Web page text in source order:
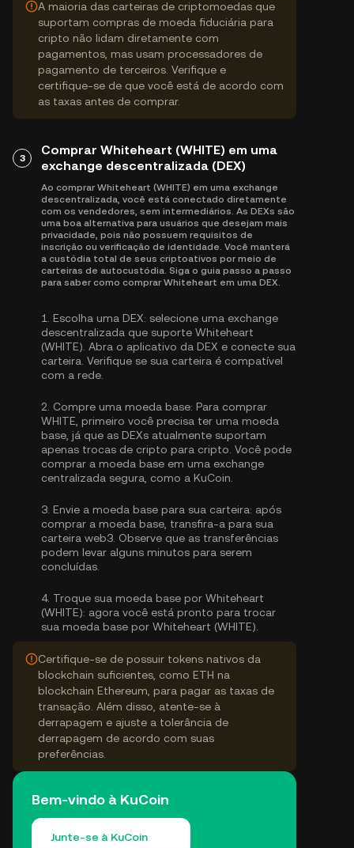
A maioria das carteiras de criptomoedas que
suportam compras de moeda fiduciária para
cripto não lidam diretamente com
pagamentos, mas usam processadores de
pagamento de terceiros. Verifique e
certifique-se de que você está de acordo com
as taxas antes de comprar.
3
Comprar Whiteheart (WHITE) em uma
exchange descentralizada (DEX)
Ao comprar Whiteheart (WHITE) em uma exchange
descentralizada, você está conectado diretamente
com os vendedores, sem intermediários. As DEXs são
uma boa alternativa para usuários que desejam mais
privacidade, pois não possuem requisitos de
inscrição ou verificação de identidade. Você manterá
a custódia total de seus criptoativos por meio de
carteiras de autocustódia. Siga o guia passo a passo
para saber como comprar Whiteheart em uma DEX.
1. Escolha uma DEX: selecione uma exchange
descentralizada que suporte Whiteheart
(WHITE). Abra o aplicativo da DEX e conecte sua
carteira. Verifique se sua carteira é compatível
com a rede.
2. Compre uma moeda base: Para comprar
WHITE, primeiro você precisa ter uma moeda
base, já que as DEXs atualmente suportam
apenas trocas de cripto para cripto. Você pode
comprar a moeda base em uma exchange
centralizada segura, como a KuCoin.
3. Envie a moeda base para sua carteira: após
comprar a moeda base, transfira-a para sua
carteira web3. Observe que as transferências
podem levar alguns minutos para serem
concluídas.
4. Troque sua moeda base por Whiteheart
(WHITE): agora você está pronto para trocar
sua moeda base por Whiteheart (WHITE).
Certifique-se de possuir tokens nativos da
blockchain suficientes, como ETH na
blockchain Ethereum, para pagar as taxas de
transação. Além disso, atente-se à
derrapagem e ajuste a tolerância de
derrapagem de acordo com suas
preferências.
Bem-vindo à KuCoin
Junte-se à KuCoin